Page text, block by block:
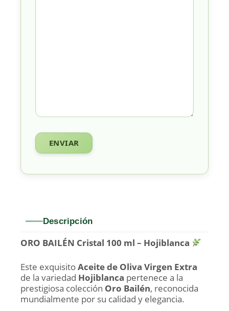
Descripción
ORO BAILÉN Cristal 100 ml – Hojiblanca
Este exquisitoAceite de Oliva Virgen Extra
de la variedad Hojiblanca pertenece a la
prestigiosa colección Oro Bailén, reconocida
mundialmente por su calidad y elegancia.